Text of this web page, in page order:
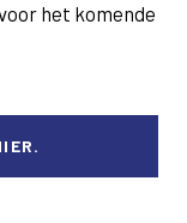
het komende